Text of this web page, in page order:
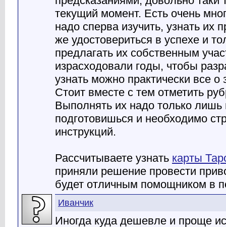
текущий момент. Есть очень
надо сперва изучить, узнать их
же удостовериться в успехе и
предлагать их собственным
израсходовали годы, чтобы
узнать можно практически все о
Стоит вместе с тем отметить
Выполнять их надо только
подготовишься и необходимо
инструкций.
Рассчитываете узнать карты
приняли решение провести
будет отличным помощником в
Иванчик
Иногда куда дешевле и проще